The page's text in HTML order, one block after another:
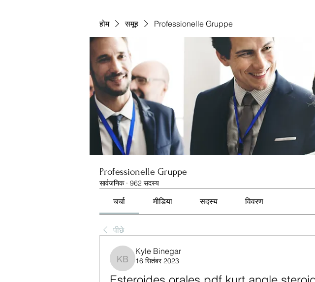
होम समूह Professionelle Gruppe
Professionelle Gruppe
सार्वजनिक · 962 सदस्य
चर्चा मीडिया सदस्य विवरण
पीछे
Kyle Binegar
Kyle Binegar
16 सितंबर 2023